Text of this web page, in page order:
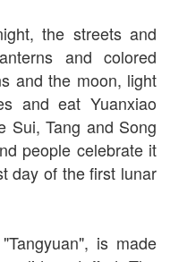
the streets and
and colored
and the moon, light
and eat Yuanxiao
Sui, Tang and Song
people celebrate it
day of the first lunar
is made